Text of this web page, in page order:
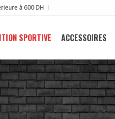
à 600 DH
SPORTIVE ACCESSOIRES